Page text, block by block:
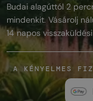
Budai alagúttól 2
mindenkit. Vásárolj
14 napos
A KÉNYELMES